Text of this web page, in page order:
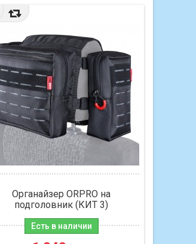
Органайзер ORPRO на
подголовник (КИТ 3)
Есть в наличии